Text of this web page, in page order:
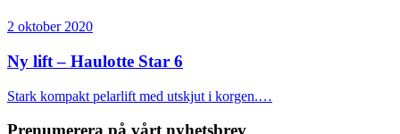
2 oktober 2020
Ny lift – Haulotte Star 6
Stark kompakt pelarlift med utskjut i korgen.…